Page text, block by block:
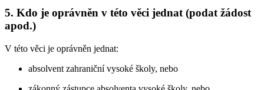
5. Kdo je oprávněn v této věci jednat (podat žádost
apod.)
V této věci je oprávněn jednat:
absolvent zahraniční vysoké školy, nebo